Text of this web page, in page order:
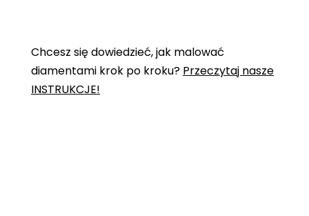
Chcesz się dowiedzieć, jak malować
diamentami krok po kroku? Przeczytaj nasze
INSTRUKCJE!